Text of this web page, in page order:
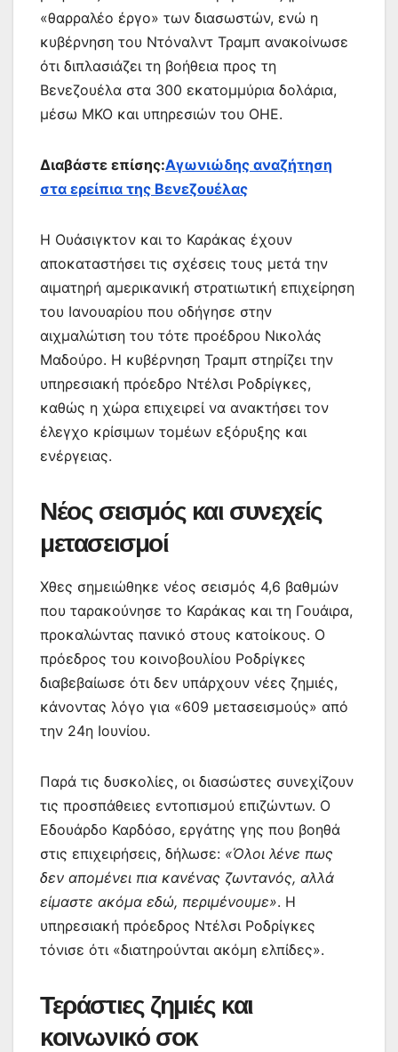
«θαρραλέο έργο» των διασωστών, ενώ η
κυβέρνηση του Ντόναλντ Τραμπ ανακοίνωσε
ότι διπλασιάζει τη βοήθεια προς τη
Βενεζουέλα στα 300 εκατομμύρια δολάρια,
μέσω ΜΚΟ και υπηρεσιών του ΟΗΕ.
Διαβάστε επίσης:Αγωνιώδης αναζήτηση
στα ερείπια της Βενεζουέλας
Η Ουάσιγκτον και το Καράκας έχουν
αποκαταστήσει τις σχέσεις τους μετά την
αιματηρή αμερικανική στρατιωτική επιχείρηση
του Ιανουαρίου που οδήγησε στην
αιχμαλώτιση του τότε προέδρου Νικολάς
Μαδούρο. Η κυβέρνηση Τραμπ στηρίζει την
υπηρεσιακή πρόεδρο Ντέλσι Ροδρίγκες,
καθώς η χώρα επιχειρεί να ανακτήσει τον
έλεγχο κρίσιμων τομέων εξόρυξης και
ενέργειας.
Νέος σεισμός και συνεχείς
μετασεισμοί
Χθες σημειώθηκε νέος σεισμός 4,6 βαθμών
που ταρακούνησε το Καράκας και τη Γουάιρα,
προκαλώντας πανικό στους κατοίκους. Ο
πρόεδρος του κοινοβουλίου Ροδρίγκες
διαβεβαίωσε ότι δεν υπάρχουν νέες ζημιές,
κάνοντας λόγο για «609 μετασεισμούς» από
την 24η Ιουνίου.
Παρά τις δυσκολίες, οι διασώστες συνεχίζουν
τις προσπάθειες εντοπισμού επιζώντων. Ο
Εδουάρδο Καρδόσο, εργάτης γης που βοηθά
στις επιχειρήσεις, δήλωσε: «Όλοι λένε πως
δεν απομένει πια κανένας ζωντανός, αλλά
είμαστε ακόμα εδώ, περιμένουμε». Η
υπηρεσιακή πρόεδρος Ντέλσι Ροδρίγκες
τόνισε ότι «διατηρούνται ακόμη ελπίδες».
Τεράστιες ζημιές και
κοινωνικό σοκ